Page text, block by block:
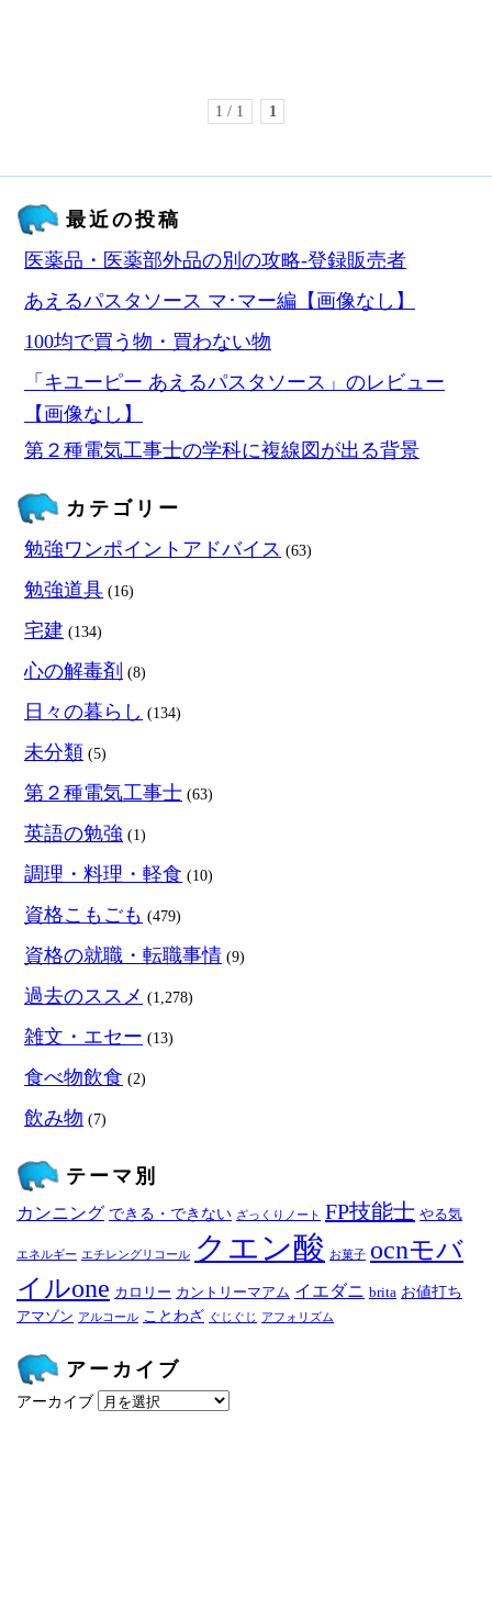
1 / 1 1
最近の投稿
医薬品・医薬部外品の別の攻略‐登録販売者
あえるパスタソース マ･マー編【画像なし】
100均で買う物・買わない物
「キユーピー あえるパスタソース」のレビュー
【画像なし】
第２種電気工事士の学科に複線図が出る背景
カテゴリー
勉強ワンポイントアドバイス (63)
勉強道具 (16)
宅建 (134)
心の解毒剤 (8)
日々の暮らし (134)
未分類 (5)
第２種電気工事士 (63)
英語の勉強 (1)
調理・料理・軽食 (10)
資格こもごも (479)
資格の就職・転職事情 (9)
過去のススメ (1,278)
雑文・エセー (13)
食べ物飲食 (2)
飲み物 (7)
テーマ別
カンニング できる・できない ざっくりノート FP技能士 やる気
エネルギー エチレングリコール クエン酸 お菓子 ocnモバ
イルone カロリー カントリーマアム イエダニ brita お値打ち
アマゾン アルコール ことわざ ぐじぐじ アフォリズム
アーカイブ
アーカイブ